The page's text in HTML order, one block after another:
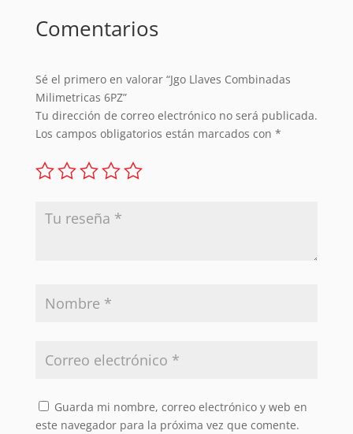
Comentarios
Sé el primero en valorar “Jgo Llaves Combinadas
Milimetricas 6PZ”
Tu dirección de correo electrónico no será publicada.
Los campos obligatorios están marcados con *
Guarda mi nombre, correo electrónico y web en
este navegador para la próxima vez que comente.